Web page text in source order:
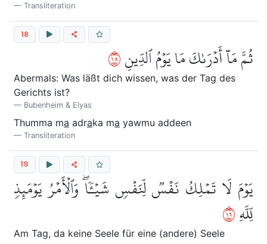
Transliteration
18
ثُمَّ مَآ أَدۡرَىٰكَ مَا يَوۡمُ ٱلدِّينِ٨١
Abermals: Was läßt dich wissen, was der Tag des
Gerichts ist?
Bubenheim & Elyas
Thumma ma adraka ma yawmu addeen
Transliteration
19
يَوۡمَ لَا تَمۡلِكُ نَفۡسٞ لِّنَفۡسٖ شَيۡـٔٗاۖ وَٱلۡأَمۡرُ يَوۡمَئِذٖ
لِّلَّهِ٩١
Am Tag, da keine Seele für eine (andere) Seele